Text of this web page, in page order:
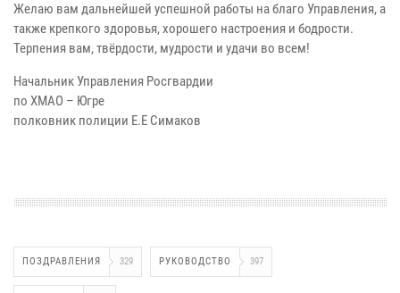
Желаю вам дальнейшей успешной работы на благо Управления, а
также крепкого здоровья, хорошего настроения и бодрости.
Терпения вам, твёрдости, мудрости и удачи во всем!
Начальник Управления Росгвардии
по ХМАО – Югре
полковник полиции Е.Е Симаков
ПОЗДРАВЛЕНИЯ 329 РУКОВОДСТВО 397